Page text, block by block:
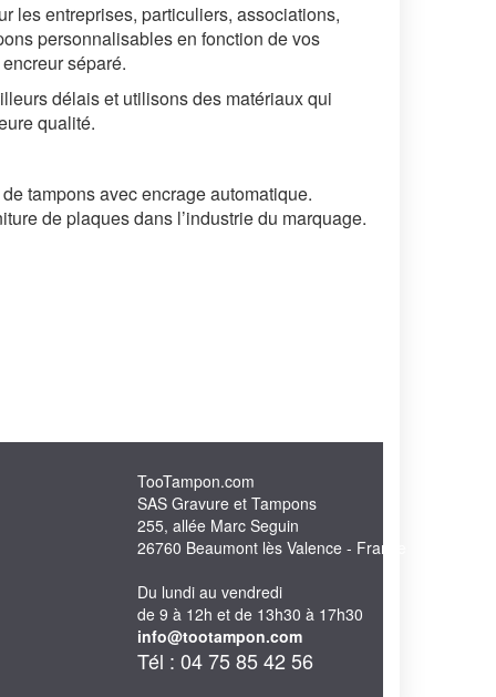
les entreprises, particuliers, associations,
personnalisables en fonction de vos
séparé.
délais et utilisons des matériaux qui
qualité.
tampons avec encrage automatique.
de plaques dans l’industrie du marquage.
TooTampon.com
SAS Gravure et Tampons
255, allée Marc Seguin
26760 Beaumont lès Valence - France
Du lundi au vendredi
de 9 à 12h et de 13h30 à 17h30
info@tootampon.com
Tél : 04 75 85 42 56